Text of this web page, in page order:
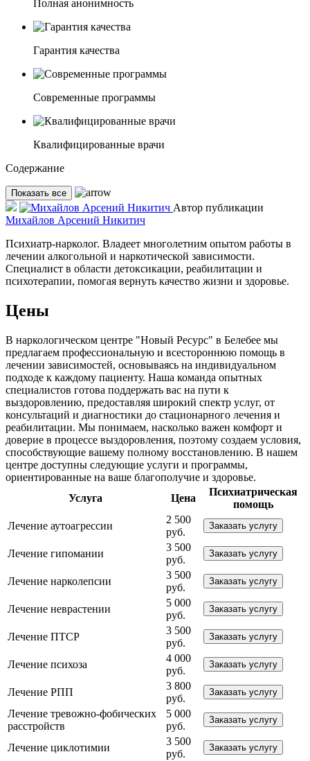
Полная анонимность
Гарантия качества
Современные программы
Квалифицированные врачи
Содержание
Показать все
Автор публикации
Михайлов Арсений Никитич
Психиатр-нарколог. Владеет многолетним опытом работы в
лечении алкогольной и наркотической зависимости.
Специалист в области детоксикации, реабилитации и
психотерапии, помогая вернуть качество жизни и здоровье.
Цены
В наркологическом центре "Новый Ресурс" в Белебее мы
предлагаем профессиональную и всестороннюю помощь в
лечении зависимостей, основываясь на индивидуальном
подходе к каждому пациенту. Наша команда опытных
специалистов готова поддержать вас на пути к
выздоровлению, предоставляя широкий спектр услуг, от
консультаций и диагностики до стационарного лечения и
реабилитации. Мы понимаем, насколько важен комфорт и
доверие в процессе выздоровления, поэтому создаем условия,
способствующие вашему полному восстановлению. В нашем
центре доступны следующие услуги и программы,
ориентированные на ваше благополучие и здоровье.
Услуга
Цена
Психиатрическая
помощь
Лечение аутоагрессии
2 500
руб.
Заказать услугу
Лечение гипомании
3 500
руб.
Заказать услугу
Лечение нарколепсии
3 500
руб.
Заказать услугу
Лечение неврастении
5 000
руб.
Заказать услугу
Лечение ПТСР
3 500
руб.
Заказать услугу
Лечение психоза
4 000
руб.
Заказать услугу
Лечение РПП
3 800
руб.
Заказать услугу
Лечение тревожно-фобических
расстройств
5 000
руб.
Заказать услугу
Лечение циклотимии
3 500
руб.
Заказать услугу